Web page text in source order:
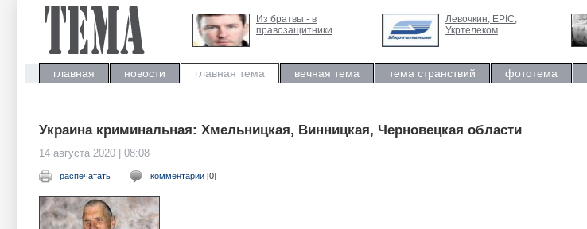
Из братвы - в
правозащитники
Левочкин, ЕРIC,
Укртелеком
главная новости главная тема вечная тема тема странствий фототема
Украина криминальная: Хмельницкая, Винницкая, Черновецкая области
14 августа 2020 | 08:08
распечатать комментарии [0]